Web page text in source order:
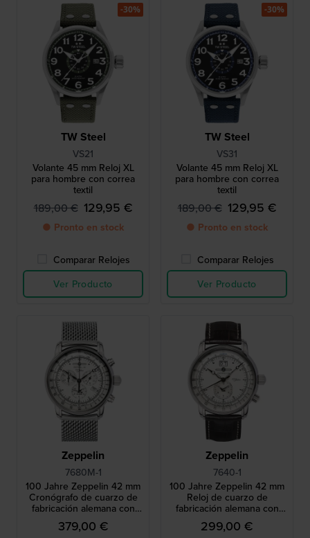
TW Steel
VS21
Volante 45 mm Reloj XL
para hombre con correa
textil
189,00 € 129,95 €
● Pronto en stock
Comparar Relojes
Ver Producto
-30%
TW Steel
VS31
Volante 45 mm Reloj XL
para hombre con correa
textil
189,00 € 129,95 €
● Pronto en stock
Comparar Relojes
Ver Producto
-30%
Zeppelin
7680M-1
100 Jahre Zeppelin 42 mm
Cronógrafo de cuarzo de
fabricación alemana con
alarma y movimiento suizo
379,00 €
Zeppelin
7640-1
100 Jahre Zeppelin 42 mm
Reloj de cuarzo de
fabricación alemana con
doble huso horario y
movimiento suizo
299,00 €